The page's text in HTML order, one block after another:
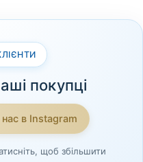
покупці
нас в Instagram
щоб збільшити